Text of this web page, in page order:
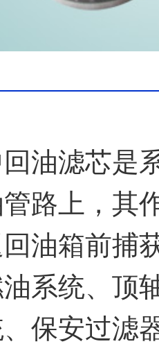
油滤芯是
路上，其
油箱前捕
系统、顶
保安过滤